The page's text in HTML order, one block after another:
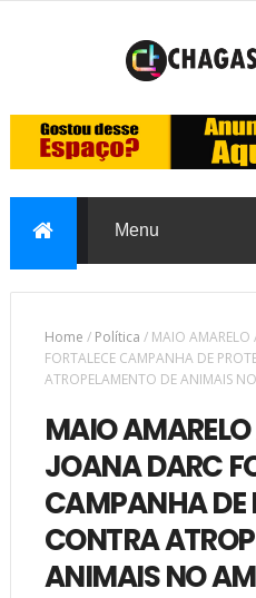
Home / Política / MAIO AMARELO
FORTALECE CAMPANHA DE
ATROPELAMENTO DE ANIMAIS
MAIO
JOANA DARC
CAMPANHA DE
CONTRA
ANIMAIS NO